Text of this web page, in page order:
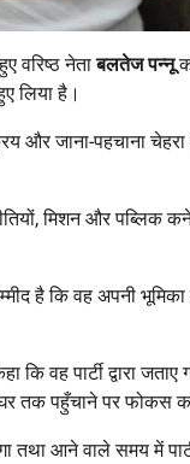
वरिष्ठ नेताबलतेज पन्नू
लिया है।
जाना-पहचाना चेहरा
मिशन और
है कि वह अपनी
वह पार्टी द्वारा
घर तक पहुँचाने पर फोकस
तथा आने वाले समय में